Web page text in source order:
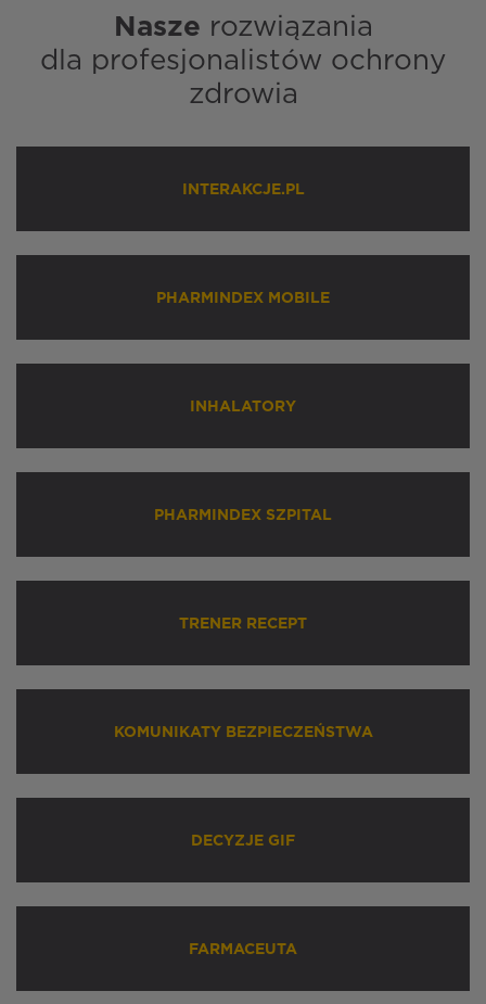
Nasze rozwiązania
dla profesjonalistów ochrony
zdrowia
INTERAKCJE.PL
PHARMINDEX MOBILE
INHALATORY
PHARMINDEX SZPITAL
TRENER RECEPT
KOMUNIKATY BEZPIECZEŃSTWA
DECYZJE GIF
FARMACEUTA